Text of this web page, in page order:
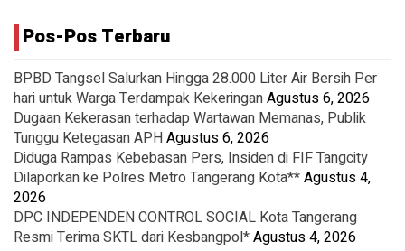
Pos-Pos Terbaru
BPBD Tangsel Salurkan Hingga 28.000 Liter Air Bersih Per
hari untuk Warga Terdampak KekeringanAgustus 6, 2026
Dugaan Kekerasan terhadap Wartawan Memanas, Publik
Tunggu Ketegasan APHAgustus 6, 2026
Diduga Rampas Kebebasan Pers, Insiden di FIF Tangcity
Dilaporkan ke Polres Metro Tangerang Kota**Agustus 4,
2026
DPC INDEPENDEN CONTROL SOCIAL Kota Tangerang
Resmi Terima SKTL dari Kesbangpol*Agustus 4, 2026